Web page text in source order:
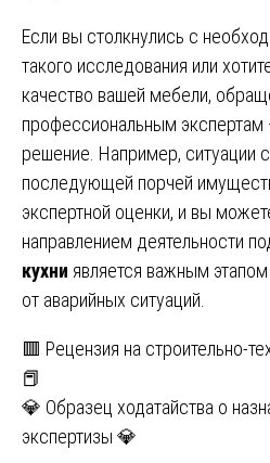
Если вы столкнулись с
такого исследования или
качество вашей мебели,
профессиональным
решение. Например, ситуации
последующей порчей
экспертной оценки, и вы
направлением деятельности
кухни является важным
от аварийных ситуаций.
Навигация
по
записям
🟥 Рецензия на строительно-
📕
💎 Образец ходатайства о
экспертизы 💎